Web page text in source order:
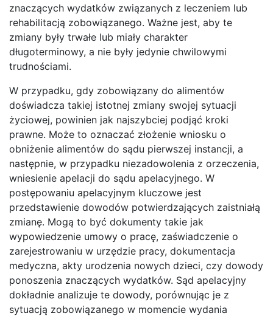
znaczących wydatków związanych z leczeniem lub
rehabilitacją zobowiązanego. Ważne jest, aby te
zmiany były trwałe lub miały charakter
długoterminowy, a nie były jedynie chwilowymi
trudnościami.
W przypadku, gdy zobowiązany do alimentów
doświadcza takiej istotnej zmiany swojej sytuacji
życiowej, powinien jak najszybciej podjąć kroki
prawne. Może to oznaczać złożenie wniosku o
obniżenie alimentów do sądu pierwszej instancji, a
następnie, w przypadku niezadowolenia z orzeczenia,
wniesienie apelacji do sądu apelacyjnego. W
postępowaniu apelacyjnym kluczowe jest
przedstawienie dowodów potwierdzających zaistniałą
zmianę. Mogą to być dokumenty takie jak
wypowiedzenie umowy o pracę, zaświadczenie o
zarejestrowaniu w urzędzie pracy, dokumentacja
medyczna, akty urodzenia nowych dzieci, czy dowody
ponoszenia znaczących wydatków. Sąd apelacyjny
dokładnie analizuje te dowody, porównując je z
sytuacją zobowiązanego w momencie wydania